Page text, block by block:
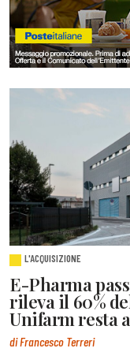
L'ACQUISIZIONE
E-Pharma
rileva il 60%
Unifarm resta
di Francesco Terreri